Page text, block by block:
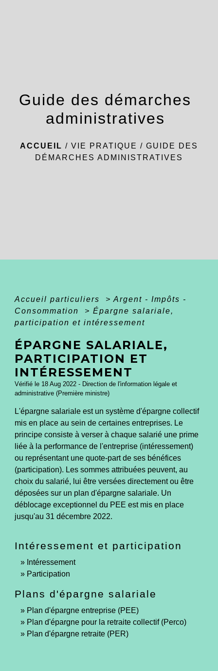
Guide des démarches
administratives
ACCUEIL / VIE PRATIQUE / GUIDE DES
DÉMARCHES ADMINISTRATIVES
Accueil particuliers > Argent - Impôts -
Consommation
> Épargne salariale,
participation et intéressement
ÉPARGNE SALARIALE,
PARTICIPATION ET
INTÉRESSEMENT
Vérifié le 18 Aug 2022 - Direction de l'information légale et
administrative (Première ministre)
L'épargne salariale est un système d'épargne collectif
mis en place au sein de certaines entreprises. Le
principe consiste à verser à chaque salarié une prime
liée à la performance de l'entreprise (intéressement)
ou représentant une quote-part de ses bénéfices
(participation). Les sommes attribuées peuvent, au
choix du salarié, lui être versées directement ou être
déposées sur un plan d'épargne salariale. Un
déblocage exceptionnel du PEE est mis en place
jusqu'au 31 décembre 2022.
Intéressement et participation
Intéressement
Participation
Plans d'épargne salariale
Plan d'épargne entreprise (PEE)
Plan d'épargne pour la retraite collectif (Perco)
Plan d'épargne retraite (PER)